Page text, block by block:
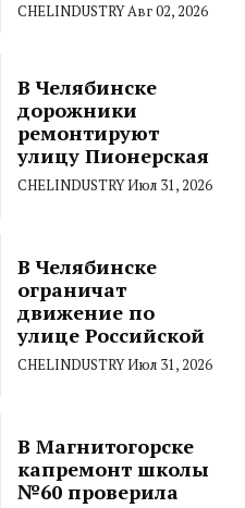
CHELINDUSTRYАвг 02, 2026
В Челябинске
дорожники
ремонтируют
улицу Пионерская
CHELINDUSTRYИюл 31, 2026
В Челябинске
ограничат
движение по
улице Российской
CHELINDUSTRYИюл 31, 2026
В Магнитогорске
капремонт школы
№60 проверила